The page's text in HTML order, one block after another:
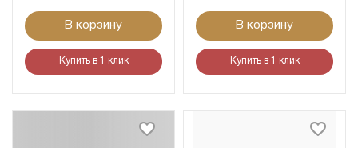
В корзину
Купить в 1 клик
В корзину
Купить в 1 клик